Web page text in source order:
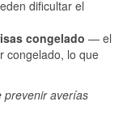
dificultar el
congelado — el
congelado, lo que
prevenir averías